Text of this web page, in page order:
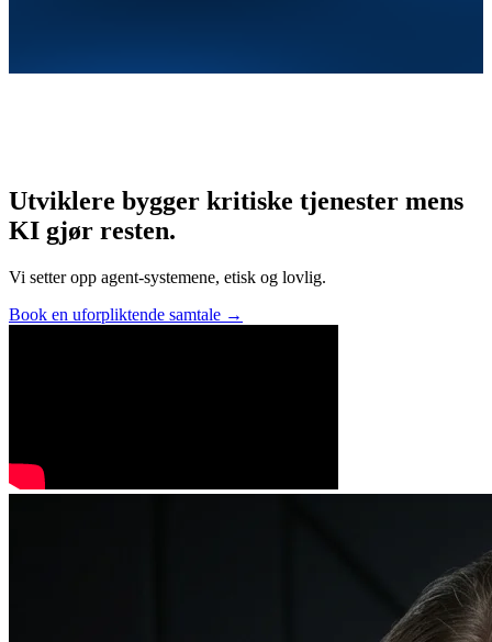
Utviklere bygger kritiske tjenester mens
KI gjør resten.
Vi setter opp agent-systemene, etisk og lovlig.
Book en uforpliktende samtale →